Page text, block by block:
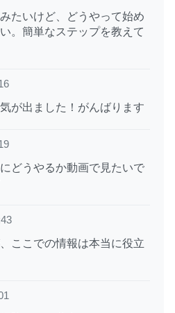
たいけど、どうやって始め
。簡単なステップを教えて
が出ました！がんばります
どうやるか動画で見たいで
ここでの情報は本当に役立